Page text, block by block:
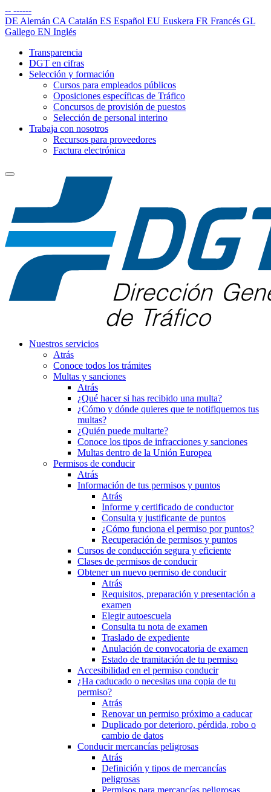
-- ------
DE Alemán CA Catalán ES Español EU Euskera FR Francés GL
Gallego EN Inglés
Transparencia
DGT en cifras
Selección y formación
Cursos para empleados públicos
Oposiciones específicas de Tráfico
Concursos de provisión de puestos
Selección de personal interino
Trabaja con nosotros
Recursos para proveedores
Factura electrónica
Nuestros servicios
Atrás
Conoce todos los trámites
Multas y sanciones
Atrás
¿Qué hacer si has recibido una multa?
¿Cómo y dónde quieres que te notifiquemos tus
multas?
¿Quién puede multarte?
Conoce los tipos de infracciones y sanciones
Multas dentro de la Unión Europea
Permisos de conducir
Atrás
Información de tus permisos y puntos
Atrás
Informe y certificado de conductor
Consulta y justificante de puntos
¿Cómo funciona el permiso por puntos?
Recuperación de permisos y puntos
Cursos de conducción segura y eficiente
Clases de permisos de conducir
Obtener un nuevo permiso de conducir
Atrás
Requisitos, preparación y presentación a
examen
Elegir autoescuela
Consulta tu nota de examen
Traslado de expediente
Anulación de convocatoria de examen
Estado de tramitación de tu permiso
Accesibilidad en el permiso conducir
¿Ha caducado o necesitas una copia de tu
permiso?
Atrás
Renovar un permiso próximo a caducar
Duplicado por deterioro, pérdida, robo o
cambio de datos
Conducir mercancías peligrosas
Atrás
Definición y tipos de mercancías
peligrosas